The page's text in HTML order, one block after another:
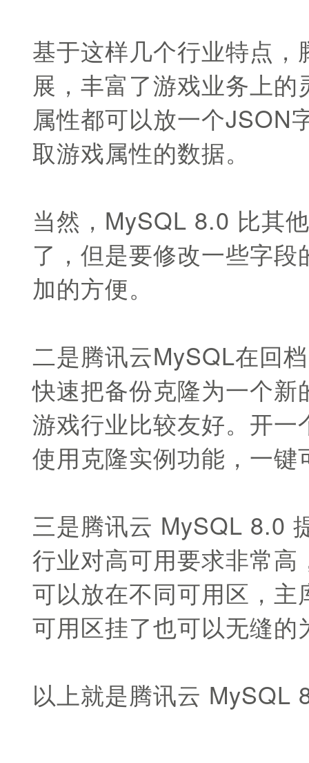
基于这样几个行业特点
展，丰富了游戏业务上
属性都可以放一个JSON
取游戏属性的数据。
当然，MySQL 8.0 比其
了，但是要修改一些字
加的方便。
二是腾讯云MySQL在回
快速把备份克隆为一个
游戏行业比较友好。开
使用克隆实例功能，一
三是腾讯云 MySQL 8.0
行业对高可用要求非常
可以放在不同可用区，
可用区挂了也可以无缝的
以上就是腾讯云 MySQL